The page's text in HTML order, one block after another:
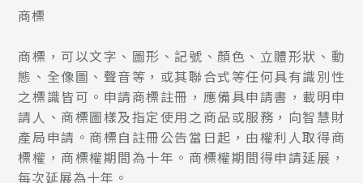
商標
商標，可以文字、圖形、記號、顏色、立體形狀、動
態、全像圖、聲音等，或其聯合式等任何具有識別性
之標識皆可。申請商標註冊，應備具申請書，載明申
請人、商標圖樣及指定使用之商品或服務，向智慧財
產局申請。商標自註冊公告當日起，由權利人取得商
標權，商標權期間為十年。商標權期間得申請延展，
每次延展為十年。